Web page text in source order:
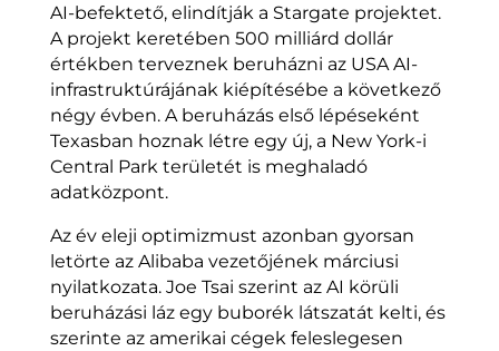
AI-befektető, elindítják a Stargate projektet.
A projekt keretében 500 milliárd dollár
értékben terveznek beruházni az USA AI-
infrastruktúrájának kiépítésébe a következő
négy évben. A beruházás első lépéseként
Texasban hoznak létre egy új, a New York-i
Central Park területét is meghaladó
adatközpont.
Az év eleji optimizmust azonban gyorsan
letörte az Alibaba vezetőjének márciusi
nyilatkozata. Joe Tsai szerint az AI körüli
beruházási láz egy buborék látszatát kelti, és
szerinte az amerikai cégek feleslegesen